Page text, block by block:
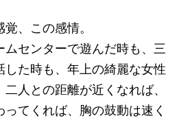
、この感情。
センターで遊んだ時も、三
した時も、年上の綺麗な女性
人との距離が近くなれば、
てくれば、胸の鼓動は速く